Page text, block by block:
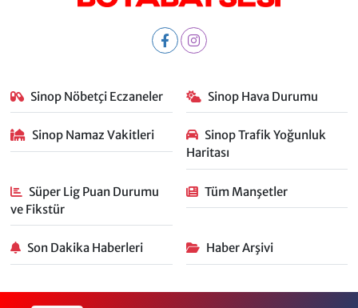
Sinop Nöbetçi Eczaneler Sinop Hava Durumu
Sinop Namaz Vakitleri
Sinop Trafik Yoğunluk
Haritası
Süper Lig Puan Durumu
ve Fikstür
Tüm Manşetler
Son Dakika Haberleri Haber Arşivi